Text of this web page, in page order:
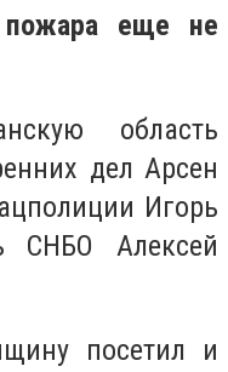
пожара еще не
область
дел Арсен
Игорь
СНБО Алексей
посетил и